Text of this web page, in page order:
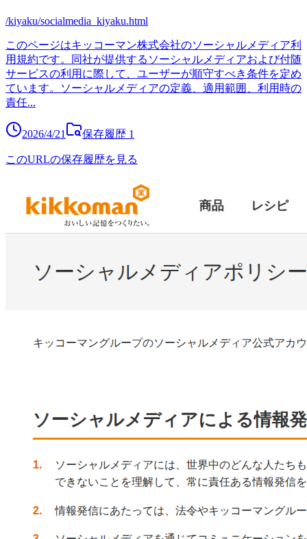
/kiyaku/socialmedia_kiyaku.html
このページはキッコーマン株式会社のソーシャルメディア利
用規約です。同社が提供するソーシャルメディアおよび付随
サービスの利用に際して、ユーザーが順守すべき条件を定め
ています。ソーシャルメディアの定義、適用範囲、利用時の
責任...
2026/4/21 保存履歴 1
このURLの保存履歴を見る